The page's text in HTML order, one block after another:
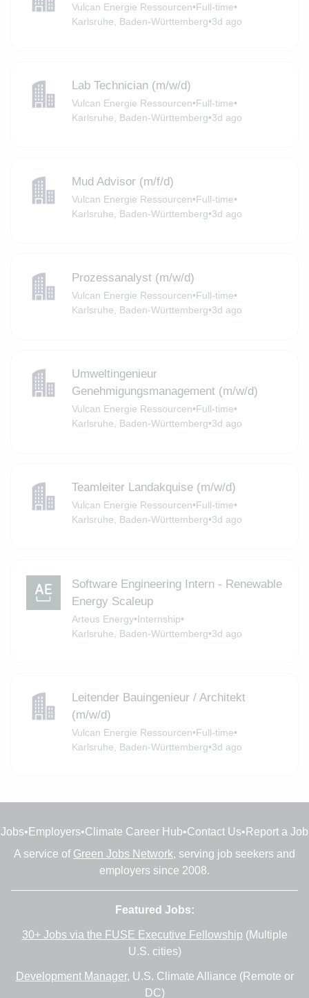
Vulcan Energie Ressourcen•Full-time•
Karlsruhe, Baden-Württemberg•3d ago
Lab Technician (m/w/d)
Vulcan Energie Ressourcen•Full-time•
Karlsruhe, Baden-Württemberg•3d ago
Mud Advisor (m/f/d)
Vulcan Energie Ressourcen•Full-time•
Karlsruhe, Baden-Württemberg•3d ago
Prozessanalyst (m/w/d)
Vulcan Energie Ressourcen•Full-time•
Karlsruhe, Baden-Württemberg•3d ago
Umweltingenieur
Genehmigungsmanagement (m/w/d)
Vulcan Energie Ressourcen•Full-time•
Karlsruhe, Baden-Württemberg•3d ago
Teamleiter Landakquise (m/w/d)
Vulcan Energie Ressourcen•Full-time•
Karlsruhe, Baden-Württemberg•3d ago
Software Engineering Intern - Renewable
Energy Scaleup
Arteus Energy•Internship•
Karlsruhe, Baden-Württemberg•3d ago
Leitender Bauingenieur / Architekt
(m/w/d)
Vulcan Energie Ressourcen•Full-time•
Karlsruhe, Baden-Württemberg•3d ago
Jobs• Employers•Climate Career Hub•Contact Us• Report a Job
A service of Green Jobs Network, serving job seekers and
employers since 2008.
Featured Jobs:
30+ Jobs via the FUSE Executive Fellowship (Multiple
U.S. cities)
Development Manager, U.S. Climate Alliance (Remote or
DC)